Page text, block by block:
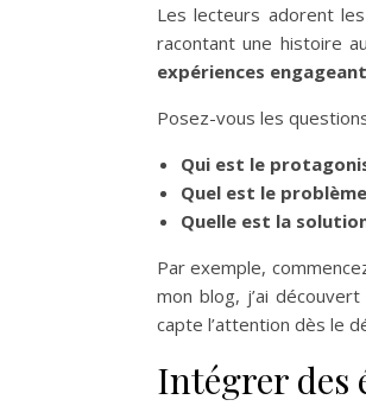
Les lecteurs adorent
racontant une histoire
expériences
Posez-vous les
Qui est le
Quel est le problème
Quelle est la
Par exemple,
mon blog, j’ai
capte l’attention dès le
Intégrer des